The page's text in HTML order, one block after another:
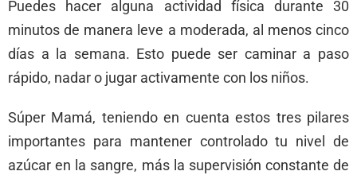
Puedes hacer alguna actividad física durante 30
minutos de manera leve a moderada, al menos cinco
días a la semana. Esto puede ser caminar a paso
rápido, nadar o jugar activamente con los niños.
Súper Mamá, teniendo en cuenta estos tres pilares
importantes para mantener controlado tu nivel de
azúcar en la sangre, más la supervisión constante de